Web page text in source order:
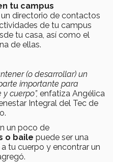
tu campus
directorio de contactos
de tu campus
tu casa, así como el
de ellas.
(o desarrollar) un
importante para
cuerpo”, enfatiza Angélica
Integral del Tec de
un poco de
o baile puede ser una
tu cuerpo y encontrar un